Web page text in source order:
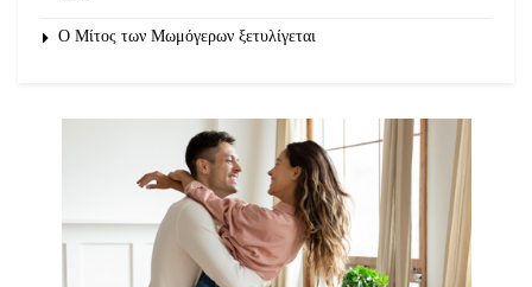
O Μίτος των Μωμόγερων ξετυλίγεται